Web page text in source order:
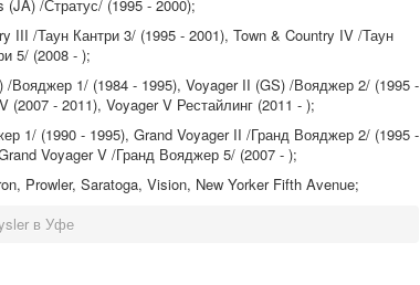
/Стратус/ (1995 - 2000);
III /Таун Кантри 3/ (1995 - 2001), Town & Country IV /Таун
5/ (2008 - );
/Вояджер 1/ (1984 - 1995), Voyager II (GS) /Вояджер 2/ (1995 -
- 2011), Voyager V Рестайлинг (2011 - );
1/ (1990 - 1995), Grand Voyager II /Гранд Вояджер 2/ (1995 -
Voyager V /Гранд Вояджер 5/ (2007 - );
Prowler, Saratoga, Vision, New Yorker Fifth Avenue;
в Уфе